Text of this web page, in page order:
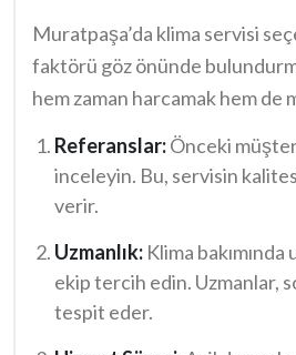
Muratpaşa’da klima servisi
faktörü göz önünde
hem zaman harcamak hem de
açısından önemlidir. İşte
Referanslar:Önceki
inceleyin. Bu, servisin
verir.
Uzmanlık: Klima bakımında
ekip tercih edin. Uzmanlar,
tespit eder.